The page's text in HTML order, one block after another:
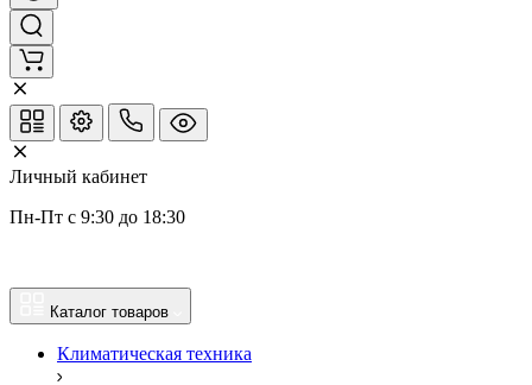
Личный кабинет
Пн-Пт с 9:30 до 18:30
Каталог товаров
Климатическая техника